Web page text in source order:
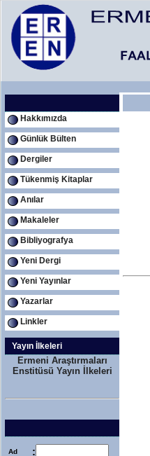
Hakkımızda
Günlük Bülten
Dergiler
Tükenmiş Kitaplar
Anılar
Makaleler
Bibliyografya
Yeni Dergi
Yeni Yayınlar
Yazarlar
Linkler
Yayın İlkeleri
Ermeni Araştırmaları
Enstitüsü Yayın İlkeleri
Ad :